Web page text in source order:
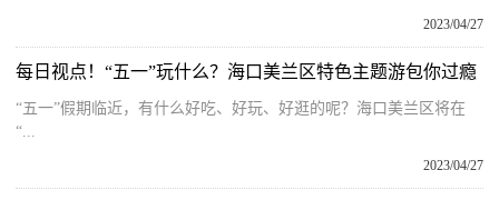
2023/04/27
每日视点！“五一”玩什么？海口美兰区特色主题游包你过瘾
“五一”假期临近，有什么好吃、好玩、好逛的呢？海口美兰区将在
“...
2023/04/27